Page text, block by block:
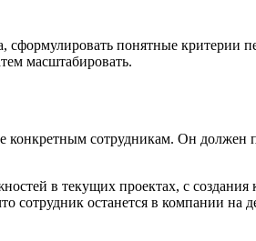
понятные критерии
масштабировать.
сотрудникам. Он должен
в текущих проектах, с создания
останется в компании на